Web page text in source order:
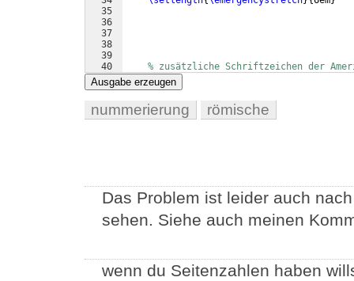
35
36
37
38
39
40
41
% zusätzliche Schriftzeichen der
\usepackage
Ausgabe erzeugen
nummerierung römische
Das Problem ist leider auch
sehen. Siehe auch meinen
wenn du Seitenzahlen haben